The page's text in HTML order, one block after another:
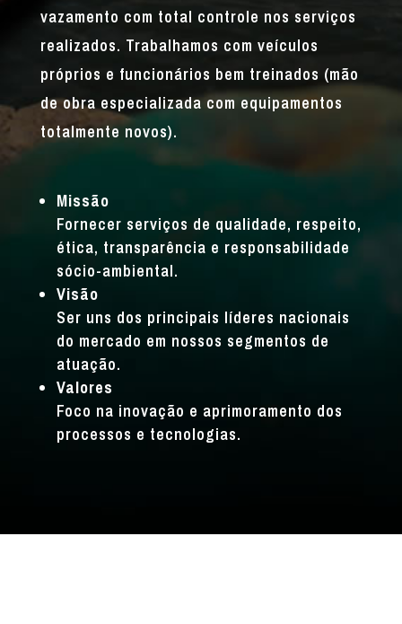
vazamento com total controle nos serviços
realizados. Trabalhamos com veículos
próprios e funcionários bem treinados (mão
de obra especializada com equipamentos
totalmente novos).
Missão
Fornecer serviços de qualidade, respeito,
ética, transparência e responsabilidade
sócio-ambiental.
Visão
Ser uns dos principais líderes nacionais
do mercado em nossos segmentos de
atuação.
Valores
Foco na inovação e aprimoramento dos
processos e tecnologias.